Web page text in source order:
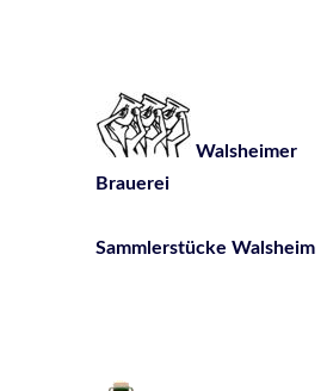
Walsheimer
Brauerei
Sammlerstücke Walsheim